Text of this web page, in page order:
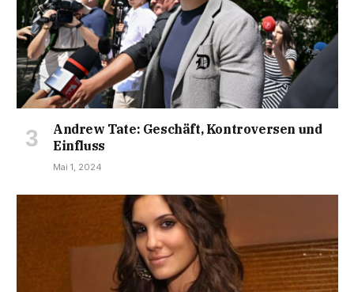
Andrew Tate: Geschäft, Kontroversen und
Einfluss
Mai 1, 2024